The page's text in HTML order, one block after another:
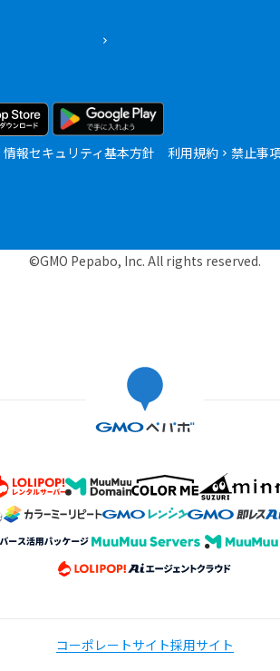
情報セキュリティ基本方針 利用規約 禁止事
©GMO Pepabo, Inc. All rights reserved.
コーポレートサイト採用サイト